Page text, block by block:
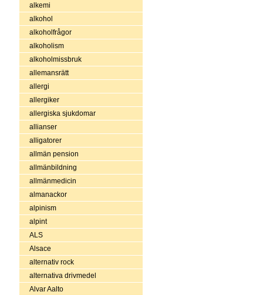
alkemi
alkohol
alkoholfrågor
alkoholism
alkoholmissbruk
allemansrätt
allergi
allergiker
allergiska sjukdomar
allianser
alligatorer
allmän pension
allmänbildning
allmänmedicin
almanackor
alpinism
alpint
ALS
Alsace
alternativ rock
alternativa drivmedel
Alvar Aalto